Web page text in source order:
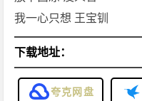
我一心只想 王宝钏
下载地址：
夸克网盘